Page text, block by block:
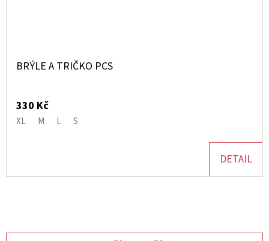
BRÝLE A TRIČKO PCS
330 Kč
XL M L S
DETAIL